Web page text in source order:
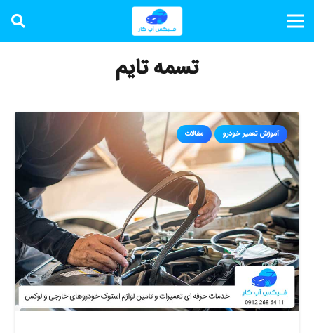
تسمه تایم
آموزش تعمیر خودرو مقالات